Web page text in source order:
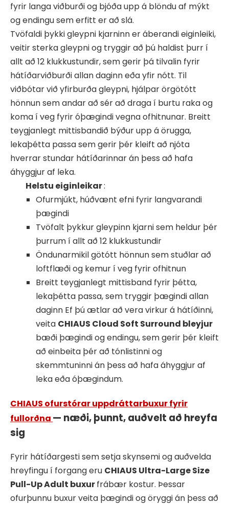
fyrir langa viðburði og bjóða upp á blöndu af mýkt
og endingu sem erfitt er að slá.
Tvöfaldi þykki gleypni kjarninn er áberandi eiginleiki,
veitir sterka gleypni og tryggir að þú haldist þurr í
allt að 12 klukkustundir, sem gerir þá tilvalin fyrir
hátíðarviðburði allan daginn eða yfir nótt. Til
viðbótar við yfirburða gleypni, hjálpar örgötótt
hönnun sem andar að sér að draga í burtu raka og
koma í veg fyrir óþægindi vegna ofhitnunar. Breitt
teygjanlegt mittisbandið býður upp á örugga,
lekaþétta passa sem gerir þér kleift að njóta
hverrar stundar hátíðarinnar án þess að hafa
áhyggjur af leka.
Helstu eiginleikar:
Ofurmjúkt, húðvænt efni fyrir langvarandi
þægindi
Tvöfalt þykkur gleypinn kjarni sem heldur þér
þurrum í allt að 12 klukkustundir
Öndunarmikil götótt hönnun sem stuðlar að
loftflæði og kemur í veg fyrir ofhitnun
Breitt teygjanlegt mittisband fyrir þétta,
lekaþétta passa, sem tryggir þægindi allan
daginn Ef þú ætlar að vera virkur á hátíðinni,
veita CHIAUS Cloud Soft Surround bleyjur
bæði þægindi og endingu, sem gerir þér kleift
að einbeita þér að tónlistinni og
skemmtuninni án þess að hafa áhyggjur af
leka eða óþægindum.
CHIAUS ofurstórar uppdráttarbuxur fyrir
fullorðna — næði, þunnt, auðvelt að hreyfa
sig
Fyrir hátíðargesti sem setja skynsemi og auðvelda
hreyfingu í forgang eru CHIAUS Ultra-Large Size
Pull-Up Adult buxurfrábær kostur. Þessar
ofurþunnu buxur veita þægindi og öryggi án þess að